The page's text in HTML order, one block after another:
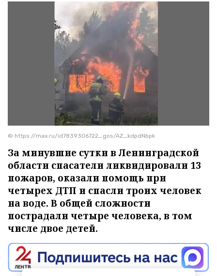
© https://max.ru/id7839306722_gos/AZ_kdpdNbpk
За минувшие сутки в Ленинградской
области спасатели ликвидировали 13
пожаров, оказали помощь при
четырех ДТП и спасли троих человек
на воде. В общей сложности
пострадали четыре человека, в том
числе двое детей.